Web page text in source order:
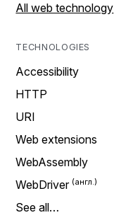
All web technology
TECHNOLOGIES
Accessibility
HTTP
URI
Web extensions
WebAssembly
WebDriver
See all…